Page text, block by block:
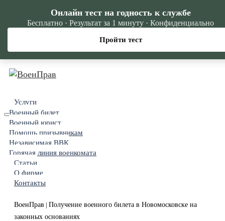
Услуги
Военный билет
Военный юрист
Помощь призывникам
Независимая ВВК
Горячая линия военкомата
Статьи
О фирме
Контакты
ВоенПрав
Получение военного билета в Новомосковске на
законных основаниях
Онлайн тест на годность к службе
Бесплатно · Результат за 1 минуту · Конфиденциально
Пройти тест